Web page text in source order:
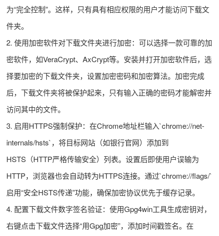
为“完全控制”。这样，只有具有相应权限的用户才能访问下载文
件夹。
2. 使用加密软件对下载文件夹进行加密：可以选择一款可靠的加
密软件，如VeraCrypt、AxCrypt等。安装并打开加密软件后，选
择要加密的下载文件夹，设置加密密码和加密算法。加密完成
后，下载文件夹将被保护起来，只有输入正确的密码才能解密并
访问其中的文件。
3. 启用HTTPS强制保护：在Chrome地址栏输入`chrome://net-
internals/hsts`，将目标网站（如银行官网）添加到
HSTS（HTTP严格传输安全）列表。设置后即使用户误输为
HTTP，浏览器也会自动转为HTTPS连接。通过`chrome://flags/`
启用“安全HSTS传递”功能，确保加密协议优先于缓存记录。
4. 配置下载文件数字签名验证：使用Gpg4win工具生成密钥对，
右键点击下载文件选择“用Gpg加密”，添加时间戳签名。在